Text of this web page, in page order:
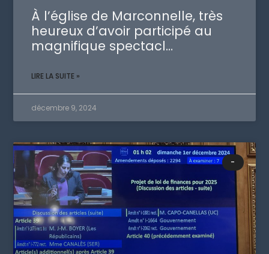
À l’église de Marconnelle, très
heureux d’avoir participé au
magnifique spectacl…
LIRE LA SUITE »
décembre 9, 2024
-